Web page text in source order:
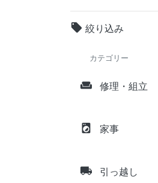
local_offer 絞り込み
カテゴリー
weekend 修理・組立
local_laundry_service 家事
local_shipping 引っ越し